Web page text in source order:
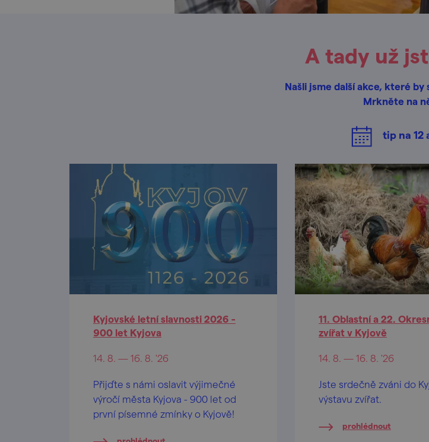
A tady už
Našli jsme další akce, které by
Mrkněte na
tip na 12
Kyjovské letní slavnosti 2026 -
900 let Kyjova
14. 8. — 16. 8. '26
Přijďte s námi oslavit výjimečné
výročí města Kyjova - 900 let od
první písemné zmínky o Kyjově!
11. Oblastní a 22.
zvířat v Kyjově
14. 8. — 16. 8. '26
Jste srdečně zváni do
výstavu zvířat.
prohlédnout